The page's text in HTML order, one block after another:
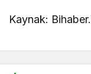
Kaynak: